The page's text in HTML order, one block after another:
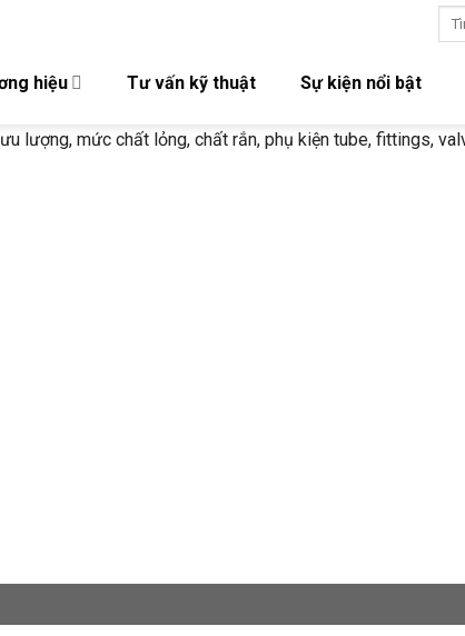
Tìm
hiệu Tư vấn kỹ thuật Sự kiện nổi bật